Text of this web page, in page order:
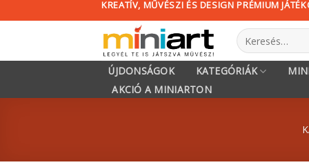
KREATÍV, MŰVÉSZI ÉS DESIGN PRÉMIUM
Keresés
a
következőre:
ÚJDONSÁGOK KATEGÓRIÁK
AKCIÓ A MINIARTON